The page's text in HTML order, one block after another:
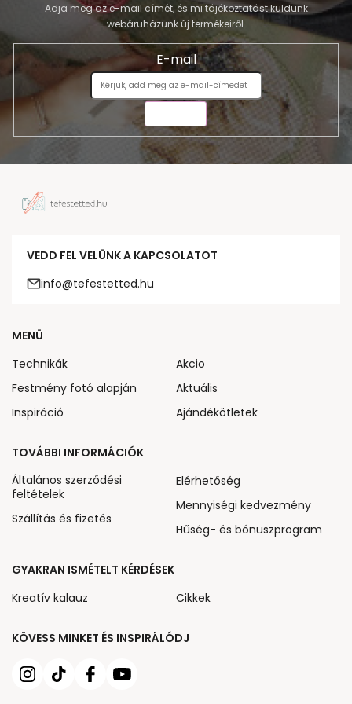
Adja meg az e-mail címét, és mi tájékoztatást küldünk
webáruházunk új termékeiről.
E-mail
VEDD FEL VELÜNK A KAPCSOLATOT
info@tefestetted.hu
KÖVESS MINKET ÉS INSPIRÁLÓDJ
MENÜ
Technikák
Festmény fotó alapján
Inspiráció
Akcio
Aktuális
Ajándékötletek
TOVÁBBI INFORMÁCIÓK
Általános szerződési
feltételek
Szállítás és fizetés
Elérhetőség
Mennyiségi kedvezmény
Hűség- és bónuszprogram
GYAKRAN ISMÉTELT KÉRDÉSEK
Kreatív kalauz
Cikkek